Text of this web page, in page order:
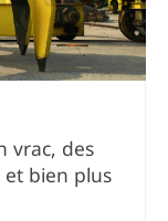
vrac, des
bien plus